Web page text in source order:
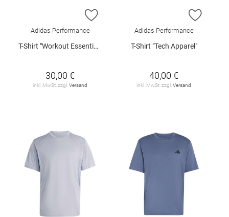
ZUR WUNSCHLISTE HINZUFÜGEN
Adidas Performance
T-Shirt "Workout Essentials Flex"
30,00 €
inkl. MwSt. zzgl.Versand
ZUR
Adidas Performance
T-Shirt "Tech Apparel"
40,00 €
inkl. MwSt. zzgl.Versand